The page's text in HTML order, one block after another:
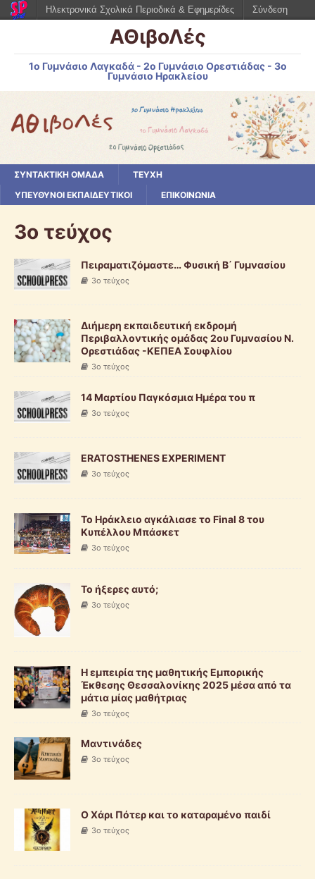
ΑΘιβοΛές
1ο Γυμνάσιο Λαγκαδά - 2ο Γυμνάσιο Ορεστιάδας - 3ο
Γυμνάσιο Ηρακλείου
ΣΥΝΤΑΚΤΙΚΗ ΟΜΑΔΑ
ΤΕΥΧΗ
ΥΠΕΥΘΥΝΟΙ ΕΚΠΑΙΔΕΥΤΙΚΟΙ
ΕΠΙΚΟΙΝΩΝΙΑ
3o τεύχος
Πειραματιζόμαστε… Φυσική Β΄ Γυμνασίου
3o τεύχος
Διήμερη εκπαιδευτική εκδρομή
Περιβαλλοντικής ομάδας 2ου Γυμνασίου Ν.
Ορεστιάδας -ΚΕΠΕΑ Σουφλίου
3o τεύχος
14 Μαρτίου Παγκόσμια Ημέρα του π
3o τεύχος
ERATOSTHENES EXPERIMENT
3o τεύχος
Το Ηράκλειο αγκάλιασε το Final 8 του
Κυπέλλου Μπάσκετ
3o τεύχος
Το ήξερες αυτό;
3o τεύχος
Η εμπειρία της μαθητικής Εμπορικής
Έκθεσης Θεσσαλονίκης 2025 μέσα από τα
μάτια μίας μαθήτριας
3o τεύχος
Μαντινάδες
3o τεύχος
Ο Χάρι Πότερ και το καταραμένο παιδί
3o τεύχος
Ηλεκτρονικά Σχολικά Περιοδικά & Εφημερίδες Σύνδεση